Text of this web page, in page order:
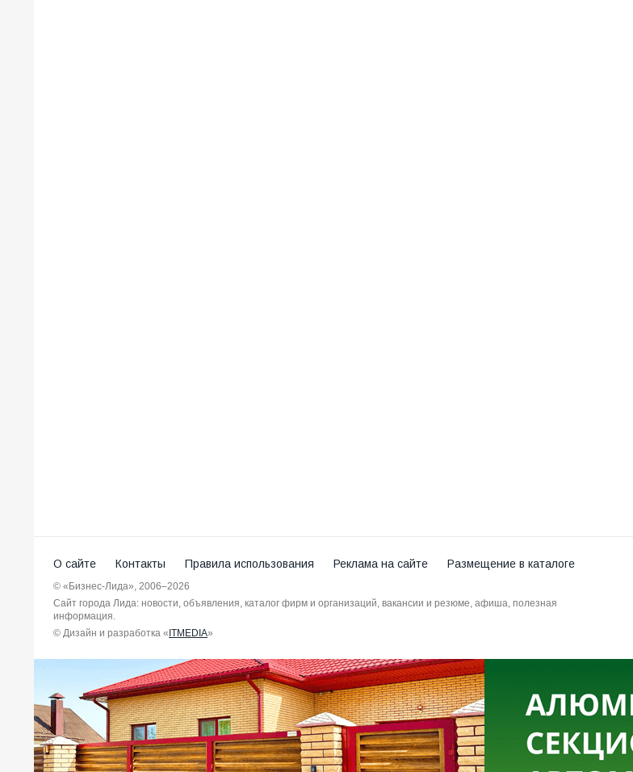
О сайте Контакты Правила использования Реклама на сайте Размещение в каталоге
© «Бизнес-Лида», 2006–2026
Сайт города Лида: новости, объявления, каталог фирм и организаций, вакансии и резюме, афиша, полезная
информация.
© Дизайн и разработка « ITMEDIA»